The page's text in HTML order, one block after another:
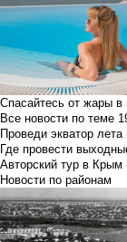
Спасайтесь от жары
Все новости по теме
Проведи экватор
Где провести
Авторский тур в
Новости по районам